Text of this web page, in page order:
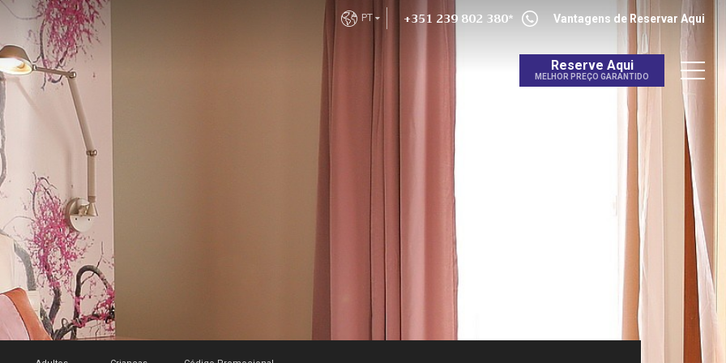
PT +351 239 802 380* Vantagens de Reservar Aqui
Reserve Aqui
MELHOR PREÇO GARANTIDO